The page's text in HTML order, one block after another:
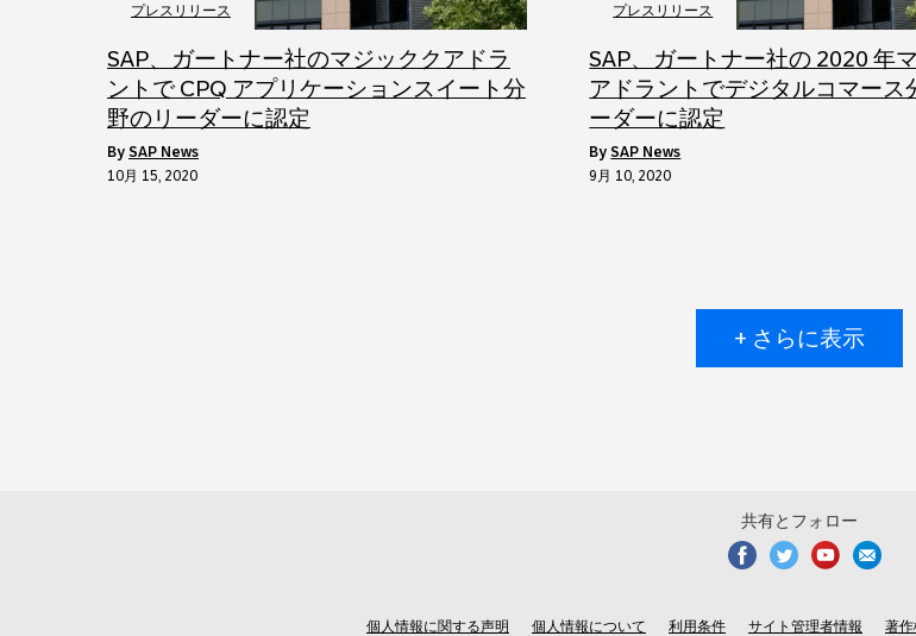
プレスリリース
SAP、ガートナー社のマジッククアドラ
ントで CPQ アプリケーションスイート分
野のリーダーに認定
by SAP News
10月 15, 2020
プレスリリース
SAP、ガートナー社の 2020 年
アドラントでデジタルコマース
ーダーに認定
bySAP News
9月 10, 2020
+ さらに表示
共有とフォロー
個人情報に関する声明 個人情報について 利用条件 サイト管理者情報 著